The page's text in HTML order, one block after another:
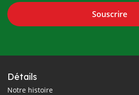
Souscrire
Détails
Notre histoire